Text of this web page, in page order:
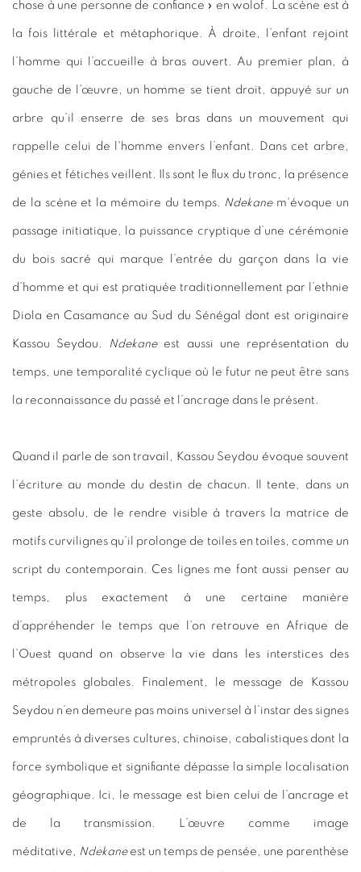
chose à une personne de confiance » en wolof. La scène est à
la fois littérale et métaphorique. À droite, l’enfant rejoint
l’homme qui l’accueille à bras ouvert. Au premier plan, à
gauche de l’œuvre, un homme se tient droit, appuyé sur un
arbre qu’il enserre de ses bras dans un mouvement qui
rappelle celui de l'homme envers l’enfant. Dans cet arbre,
génies et fétiches veillent. Ils sont le flux du tronc, la présence
de la scène et la mémoire du temps. Ndekane m'évoque un
passage initiatique, la puissance cryptique d’une cérémonie
du bois sacré qui marque l’entrée du garçon dans la vie
d’homme et qui est pratiquée traditionnellement par l’ethnie
Diola en Casamance au Sud du Sénégal dont est originaire
Kassou Seydou. Ndekane est aussi une représentation du
temps, une temporalité cyclique où le futur ne peut être sans
la reconnaissance du passé et l’ancrage dans le présent.
Quand il parle de son travail, Kassou Seydou évoque souvent
l’écriture au monde du destin de chacun. Il tente, dans un
geste absolu, de le rendre visible à travers la matrice de
motifs curvilignes qu’il prolonge de toiles en toiles, comme un
script du contemporain. Ces lignes me font aussi penser au
temps, plus exactement à une certaine manière
d’appréhender le temps que l’on retrouve en Afrique de
l’Ouest quand on observe la vie dans les interstices des
métropoles globales. Finalement, le message de Kassou
Seydou n’en demeure pas moins universel à l’instar des signes
empruntés à diverses cultures, chinoise, cabalistiques dont la
force symbolique et signifiante dépasse la simple localisation
géographique. Ici, le message est bien celui de l’ancrage et
de la transmission. L’œuvre comme image
méditative, Ndekane est un temps de pensée, une parenthèse